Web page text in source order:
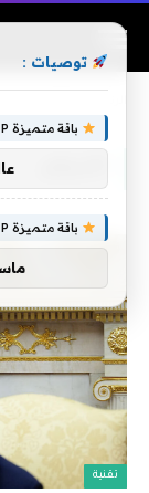
تقنية
توصيات :
باقة متميزة VIP (كود: AA86842):
باقة متميزة VIP (كود: AA26790):